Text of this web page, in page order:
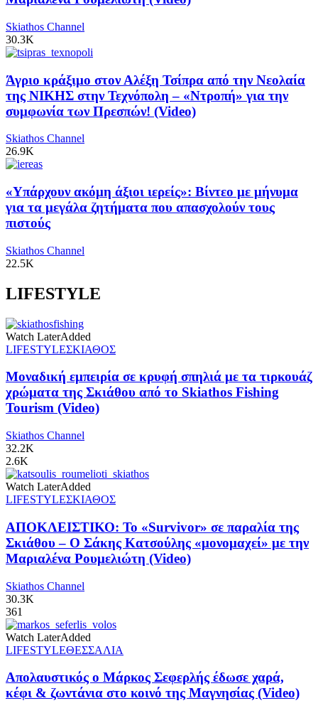
Skiathos Channel
30.3K
Άγριο κράξιμο στον Αλέξη Τσίπρα από την Νεολαία
της ΝΙΚΗΣ στην Τεχνόπολη – «Ντροπή» για την
συμφωνία των Πρεσπών! (Video)
Skiathos Channel
26.9K
«Υπάρχουν ακόμη άξιοι ιερείς»: Βίντεο με μήνυμα
για τα μεγάλα ζητήματα που απασχολούν τους
πιστούς
Skiathos Channel
22.5K
LIFESTYLE
Watch LaterAdded
LIFESTYLEΣΚΙΑΘΟΣ
Μοναδική εμπειρία σε κρυφή σπηλιά με τα τιρκουάζ
χρώματα της Σκιάθου από το Skiathos Fishing
Tourism (Video)
Skiathos Channel
32.2K
2.6K
Watch LaterAdded
LIFESTYLEΣΚΙΑΘΟΣ
ΑΠΟΚΛΕΙΣΤΙΚΟ: Το «Survivor» σε παραλία της
Σκιάθου – Ο Σάκης Κατσούλης «μονομαχεί» με την
Μαριαλένα Ρουμελιώτη (Video)
Skiathos Channel
30.3K
361
Watch LaterAdded
LIFESTYLEΘΕΣΣΑΛΙΑ
Απολαυστικός ο Μάρκος Σεφερλής έδωσε χαρά,
κέφι & ζωντάνια στο κοινό της Μαγνησίας (Video)